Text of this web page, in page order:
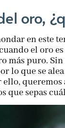
oro,
en este
el oro
más puro.
lo que se
queremos
que sepas